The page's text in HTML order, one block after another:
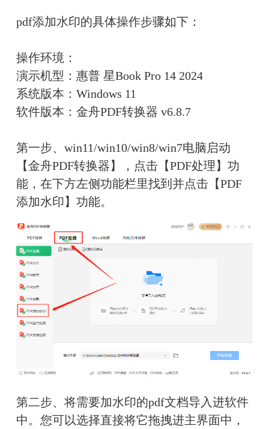
pdf添加水印的具体操作步骤如下：
操作环境：
演示机型：惠普 星Book Pro 14 2024
系统版本：Windows 11
软件版本：金舟PDF转换器 v6.8.7
第一步、win11/win10/win8/win7电脑启动
【金舟PDF转换器】，点击【PDF处理】功
能，在下方左侧功能栏里找到并点击【PDF
添加水印】功能。
第二步、将需要加水印的pdf文档导入进软件
中。您可以选择直接将它拖拽进主界面中，